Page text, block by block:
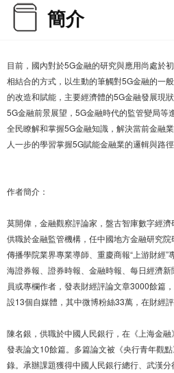
簡介
目前，國內對於5G金融的研究與應用尚處於
相結合的方式，以生動的筆觸對5G金融的一
的改造和賦能，主要經濟體的5G金融發展現
5G金融前景展望，5G金融時代的監管變局等
全民瞭解和掌握5G金融知識，解決當前金融
人一步的學習掌握5G賦能金融業的邏輯與路徑
作者簡介：
莫開偉，金融觀察評論家，盤古智庫數字經
供職於金融監管機構，任中國地方金融研究
傳播學院業界專業導師、重慶商報“上游財經
海證券報、證券時報、金融時報、每日經濟
員或專欄作者，發表財經評論文章3000餘篇
設13個自媒體，其中微博粉絲33萬，在財經評
陳名銀，供職於中國人民銀行，在《上海金
發表論文10餘篇。多篇論文被《央行青年觀
錄。承辦課題獲得中國人民銀行總行、武漢